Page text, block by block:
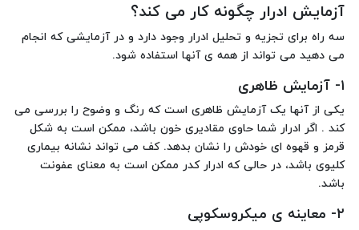
آزمایش ادرار چگونه کار می کند؟
سه راه برای تجزیه و تحلیل ادرار وجود دارد و در آزمایشی که انجام
می دهید می تواند از همه ی آنها استفاده شود.
۱- آزمایش ظاهری
یکی از آنها یک آزمایش ظاهری است که رنگ و وضوح را بررسی می
کند . اگر ادرار شما حاوی مقادیری خون باشد، ممکن است به شکل
قرمز و قهوه ای خودش را نشان بدهد. کف می تواند نشانه بیماری
کلیوی باشد، در حالی که ادرار کدر ممکن است به معنای عفونت
باشد.
۲- معاینه ی میکروسکوپی